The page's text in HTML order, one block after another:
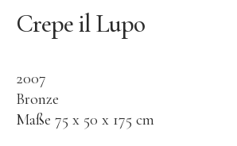
Ausstellungen
Werk
Crepe il Lupo
2007
Bronze
Maße 75 x 50 x 175 cm